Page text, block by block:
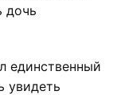
дочь
единственный
увидеть